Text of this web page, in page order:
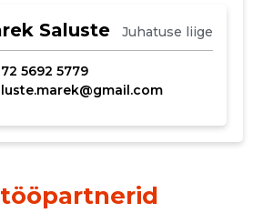
Saluste Juhatuse liige
5692 5779
pildi